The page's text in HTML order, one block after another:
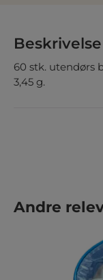
Beskrivelse
60 stk. utendørs
3,45 g.
Hopp over
Andre